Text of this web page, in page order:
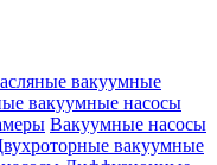
вакуумные
вакуумные насосы
Вакуумные насосы
вакуумные